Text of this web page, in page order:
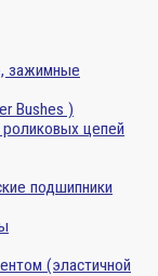
зажимные
Bushes )
цепей
подшипники
(эластичной